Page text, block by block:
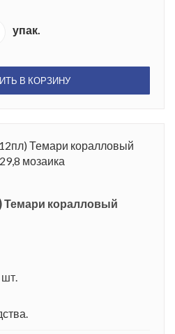
упак.
В КОРЗИНУ
Темари коралловый